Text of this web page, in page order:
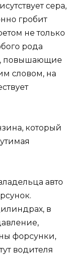
сера,
гробит
не только
рода
повышающие
словом, на
который
авто
в
форсунки,
водителя